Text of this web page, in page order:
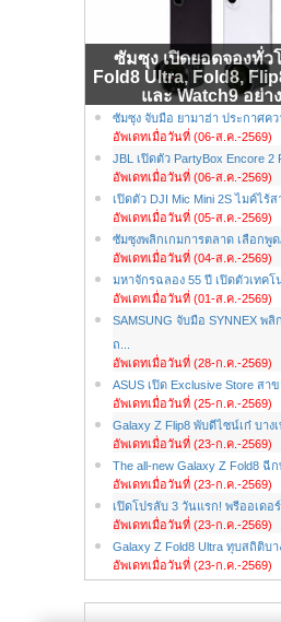
ซัมซุง เปิดยอดจองทั่ว
Fold8 Ultra, Fold8,
และ Watch9 อย่า
ซัมซุง จับมือ ยามาฮ่า ประกาศคว
อัพเดทเมื่อวันที่ (06-ส.ค.-2569)
JBL เปิดตัว PartyBox Encore 2
อัพเดทเมื่อวันที่ (06-ส.ค.-2569)
เปิดตัว DJI Mic Mini 2S ไมค์ไร้ส
อัพเดทเมื่อวันที่ (05-ส.ค.-2569)
ซัมซุงพลิกเกมการตลาด เลือกพูด
อัพเดทเมื่อวันที่ (04-ส.ค.-2569)
มหาจักรฉลอง 55 ปี เปิดตัวเทคโน
อัพเดทเมื่อวันที่ (01-ส.ค.-2569)
SAMSUNG จับมือ SYNNEX พ
ถ...
อัพเดทเมื่อวันที่ (28-ก.ค.-2569)
ASUS เปิด Exclusive Store สาข
อัพเดทเมื่อวันที่ (25-ก.ค.-2569)
Galaxy Z Flip8 พับดีไซน์เก๋ บางเ
อัพเดทเมื่อวันที่ (23-ก.ค.-2569)
The all-new Galaxy Z Fold8 ฉี
อัพเดทเมื่อวันที่ (23-ก.ค.-2569)
เปิดโปรลับ 3 วันแรก! พรีออเดอร์
อัพเดทเมื่อวันที่ (23-ก.ค.-2569)
Galaxy Z Fold8 Ultra ทุบสถิติบา
อัพเดทเมื่อวันที่ (23-ก.ค.-2569)